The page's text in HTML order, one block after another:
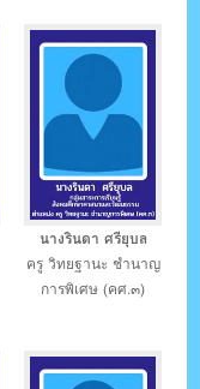
นางรินดา ศรียุบล
ครู วิทยฐานะ ชำนาญ
การพิเศษ (คศ.๓)